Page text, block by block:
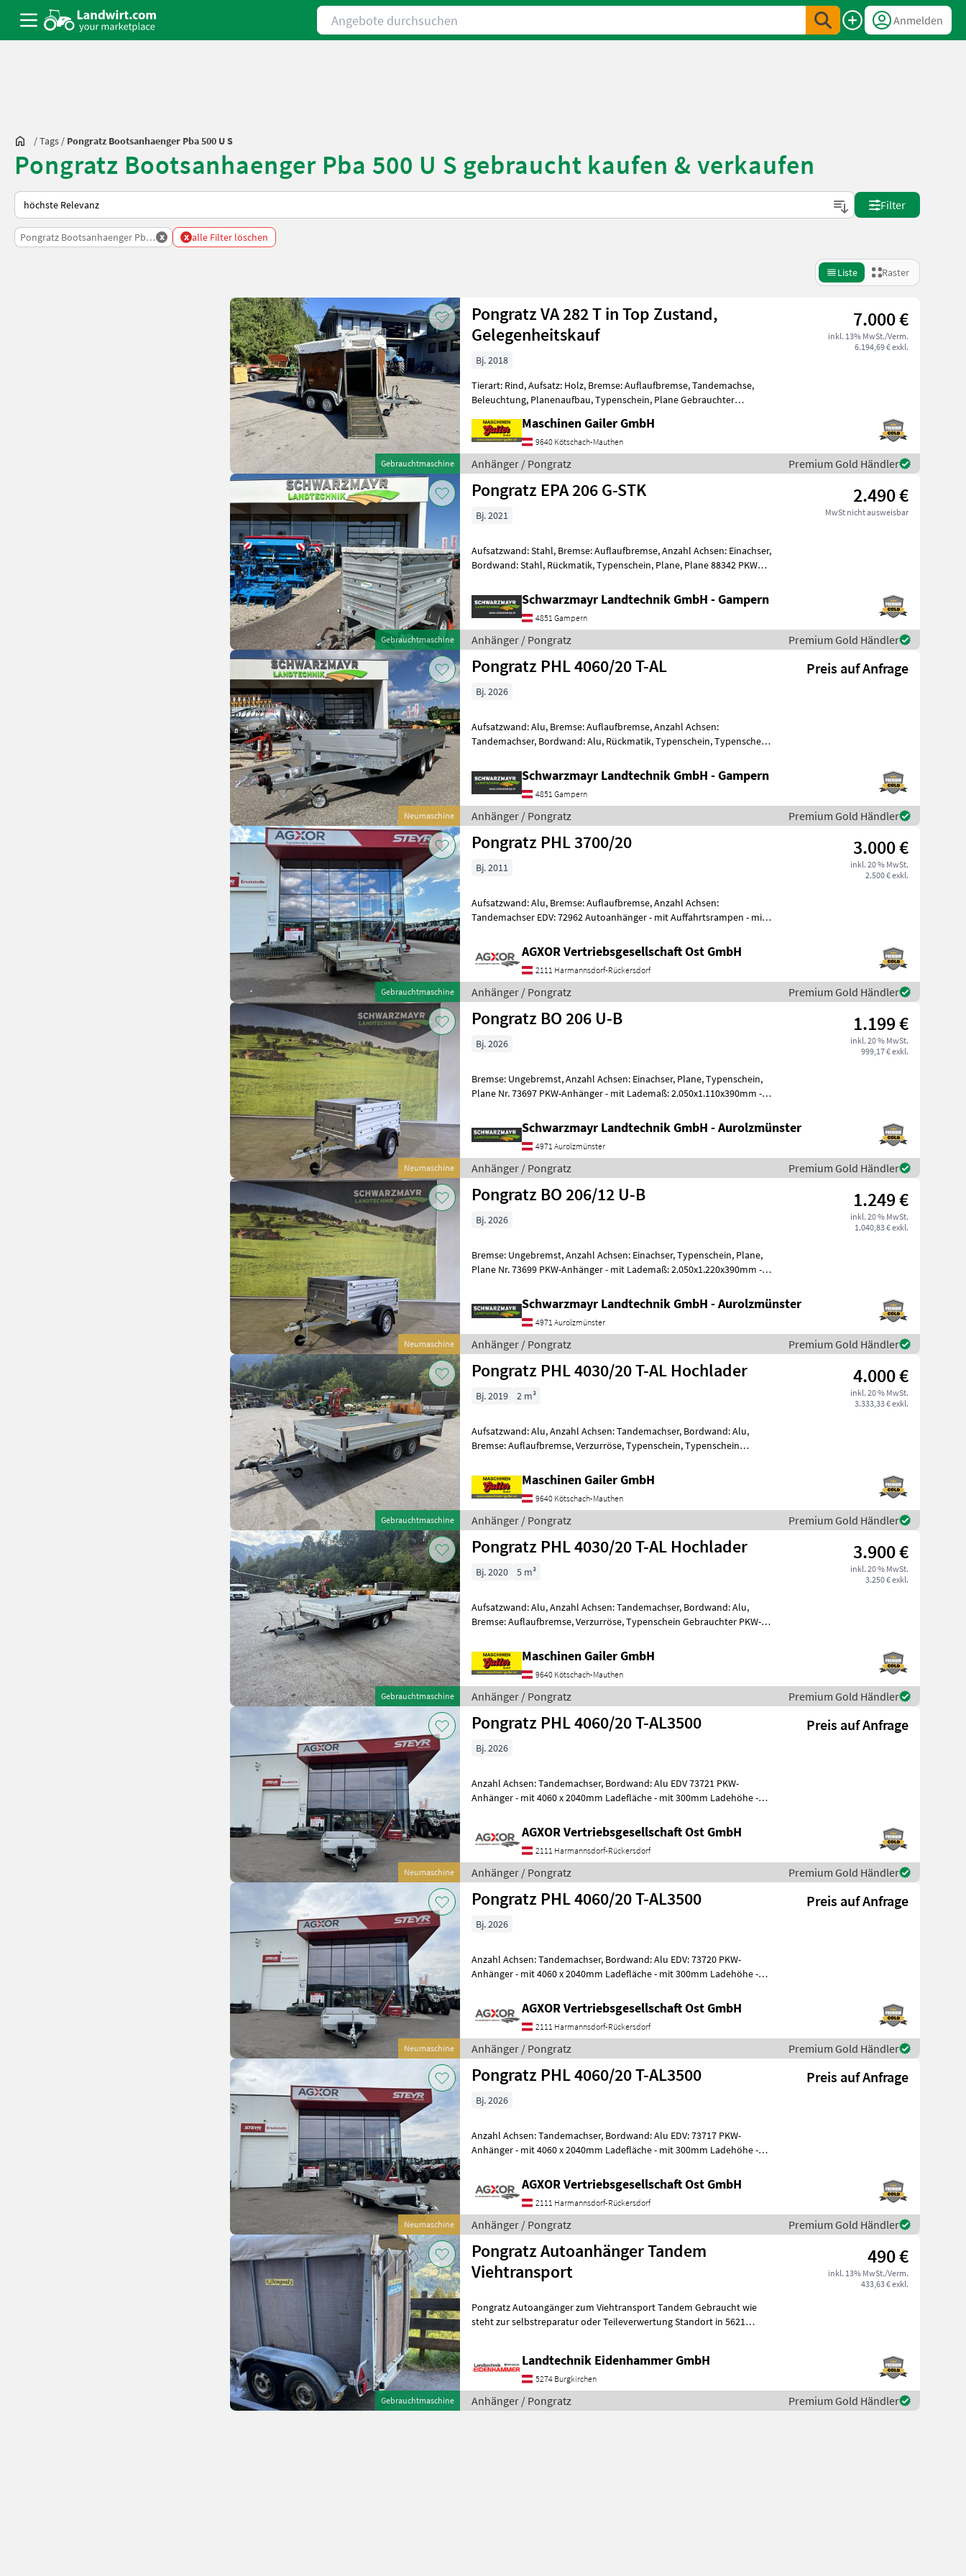
Angebote durchsuchen
Anmelden
/Tags / Pongratz Bootsanhaenger Pba 500 U S
Pongratz Bootsanhaenger Pba 500 U S gebraucht kaufen & verkaufen
So wird auf Landwirt.com sortiert
Filter
Pongratz Bootsanhaenger Pba 500 U S
x x alle Filter löschen
Liste Raster
Gebrauchtmaschine
Pongratz VA 282 T in Top Zustand,
Gelegenheitskauf
7.000 €
inkl. 13% MwSt./Verm.
6.194,69 € exkl.
Bj. 2018
Tierart: Rind, Aufsatz: Holz, Bremse: Auflaufbremse, Tandemachse,
Beleuchtung, Planenaufbau, Typenschein, Plane Gebrauchter
Maschinen Gailer GmbH
9640 Kötschach-Mauthen
Anhänger / Pongratz Premium Gold Händler
Gebrauchtmaschine
Pongratz EPA 206 G-STK 2.490 €
MwSt nicht ausweisbar
Bj. 2021
Aufsatzwand: Stahl, Bremse: Auflaufbremse, Anzahl Achsen: Einachser,
Bordwand: Stahl, Rückmatik, Typenschein, Plane, Plane 88342 PKW
Schwarzmayr Landtechnik GmbH - Gampern
4851 Gampern
Anhänger / Pongratz Premium Gold Händler
Neumaschine
Pongratz PHL 4060/20 T-AL Preis auf Anfrage
Bj. 2026
Aufsatzwand: Alu, Bremse: Auflaufbremse, Anzahl Achsen:
Tandemachser, Bordwand: Alu, Rückmatik, Typenschein, Typenschein
Schwarzmayr Landtechnik GmbH - Gampern
4851 Gampern
Anhänger / Pongratz Premium Gold Händler
Gebrauchtmaschine
Pongratz PHL 3700/20 3.000 €
inkl. 20 % MwSt.
2.500 € exkl.
Bj. 2011
Aufsatzwand: Alu, Bremse: Auflaufbremse, Anzahl Achsen:
Tandemachser EDV: 72962 Autoanhänger - mit Auffahrtsrampen - mit
AGXOR Vertriebsgesellschaft Ost GmbH
2111 Harmannsdorf-Rückersdorf
Anhänger / Pongratz Premium Gold Händler
Neumaschine
Pongratz BO 206 U-B 1.199 €
inkl. 20 % MwSt.
999,17 € exkl.
Bj. 2026
Bremse: Ungebremst, Anzahl Achsen: Einachser, Plane, Typenschein,
Plane Nr. 73697 PKW-Anhänger - mit Lademaß: 2.050x1.110x390mm -
Schwarzmayr Landtechnik GmbH - Aurolzmünster
4971 Aurolzmünster
Anhänger / Pongratz Premium Gold Händler
Neumaschine
Pongratz BO 206/12 U-B 1.249 €
inkl. 20 % MwSt.
1.040,83 € exkl.
Bj. 2026
Bremse: Ungebremst, Anzahl Achsen: Einachser, Typenschein, Plane,
Plane Nr. 73699 PKW-Anhänger - mit Lademaß: 2.050x1.220x390mm -
Schwarzmayr Landtechnik GmbH - Aurolzmünster
4971 Aurolzmünster
Anhänger / Pongratz Premium Gold Händler
Gebrauchtmaschine
Pongratz PHL 4030/20 T-AL Hochlader 4.000 €
inkl. 20 % MwSt.
3.333,33 € exkl.
Bj. 2019 2 m³
Aufsatzwand: Alu, Anzahl Achsen: Tandemachser, Bordwand: Alu,
Bremse: Auflaufbremse, Verzurröse, Typenschein, Typenschein
Maschinen Gailer GmbH
9640 Kötschach-Mauthen
Anhänger / Pongratz Premium Gold Händler
Gebrauchtmaschine
Pongratz PHL 4030/20 T-AL Hochlader 3.900 €
inkl. 20 % MwSt.
3.250 € exkl.
Bj. 2020 5 m³
Aufsatzwand: Alu, Anzahl Achsen: Tandemachser, Bordwand: Alu,
Bremse: Auflaufbremse, Verzurröse, Typenschein Gebrauchter PKW-
Maschinen Gailer GmbH
9640 Kötschach-Mauthen
Anhänger / Pongratz Premium Gold Händler
Neumaschine
Pongratz PHL 4060/20 T-AL3500 Preis auf Anfrage
Bj. 2026
Anzahl Achsen: Tandemachser, Bordwand: Alu EDV 73721 PKW-
Anhänger - mit 4060 x 2040mm Ladefläche - mit 300mm Ladehöhe -
AGXOR Vertriebsgesellschaft Ost GmbH
2111 Harmannsdorf-Rückersdorf
Anhänger / Pongratz Premium Gold Händler
Neumaschine
Pongratz PHL 4060/20 T-AL3500 Preis auf Anfrage
Bj. 2026
Anzahl Achsen: Tandemachser, Bordwand: Alu EDV: 73720 PKW-
Anhänger - mit 4060 x 2040mm Ladefläche - mit 300mm Ladehöhe -
AGXOR Vertriebsgesellschaft Ost GmbH
2111 Harmannsdorf-Rückersdorf
Anhänger / Pongratz Premium Gold Händler
Neumaschine
Pongratz PHL 4060/20 T-AL3500 Preis auf Anfrage
Bj. 2026
Anzahl Achsen: Tandemachser, Bordwand: Alu EDV: 73717 PKW-
Anhänger - mit 4060 x 2040mm Ladefläche - mit 300mm Ladehöhe -
AGXOR Vertriebsgesellschaft Ost GmbH
2111 Harmannsdorf-Rückersdorf
Anhänger / Pongratz Premium Gold Händler
Gebrauchtmaschine
Pongratz Autoanhänger Tandem
Viehtransport
490 €
inkl. 13% MwSt./Verm.
433,63 € exkl.
Pongratz Autoangänger zum Viehtransport Tandem Gebraucht wie
steht zur selbstreparatur oder Teileverwertung Standort in 5621
Landtechnik Eidenhammer GmbH
5274 Burgkirchen
Anhänger / Pongratz Premium Gold Händler